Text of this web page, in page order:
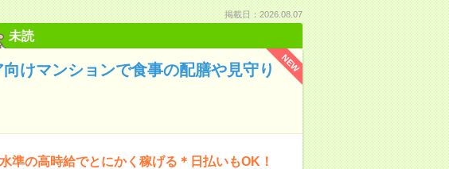
掲載日：2026.08.07
未読
NEW
けマンションで食事の配膳や見守り
の高時給でとにかく稼げる＊日払いもOK！